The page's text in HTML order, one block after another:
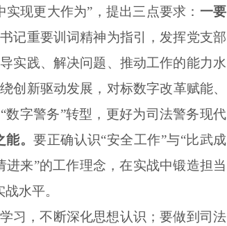
现更大作为”，提出三点要求： 一要
记重要训词精神为指引，发挥党支部
实践、解决问题、推动工作的能力水
创新驱动发展，对标数字改革赋能、
字警务”转型，更好为司法警务现代
能。要正确认识“安全工作”与“比武成
进来”的工作理念，在实战中锻造担当
水平。
习，不断深化思想认识；要做到司法